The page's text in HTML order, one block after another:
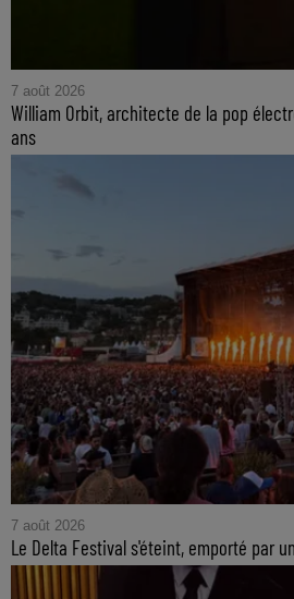
7 août 2026
William Orbit, architecte de la pop
ans
7 août 2026
Le Delta Festival s'éteint, emporté par